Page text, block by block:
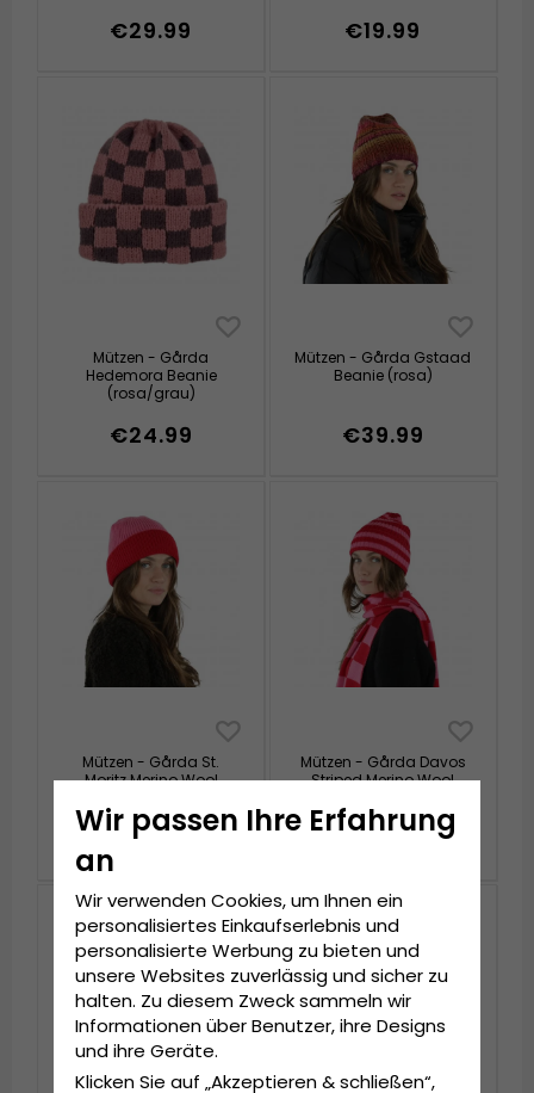
€29.99 €19.99
Mützen - Gårda
Hedemora Beanie
(rosa/grau)
€24.99
Mützen - Gårda Gstaad
Beanie (rosa)
€39.99
Mützen - Gårda St.
Moritz Merino Wool
€44.99
Mützen - Gårda Davos
Striped Merino Wool
€49.99
Wir passen Ihre Erfahrung
an
Wir verwenden Cookies, um Ihnen ein
personalisiertes Einkaufserlebnis und
personalisierte Werbung zu bieten und
unsere Websites zuverlässig und sicher zu
halten. Zu diesem Zweck sammeln wir
Informationen über Benutzer, ihre Designs
und ihre Geräte.
Klicken Sie auf „Akzeptieren & schließen“,